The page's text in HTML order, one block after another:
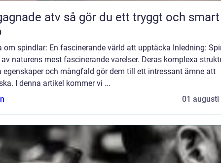
atv så gör du ett tryggt och smart
om spindlar: En fascinerande värld att upptäcka Inledning:
av naturens mest fascinerande varelser. Deras komplexa
egenskaper och mångfald gör dem till ett intressant ämne att
I denna artikel kommer vi ...
01 augusti